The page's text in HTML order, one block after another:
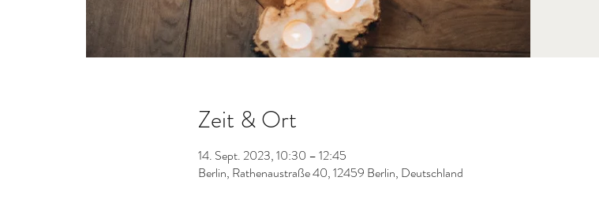
Zeit & Ort
14. Sept. 2023, 10:30 – 12:45
Berlin, Rathenaustraße 40, 12459 Berlin, Deutschland